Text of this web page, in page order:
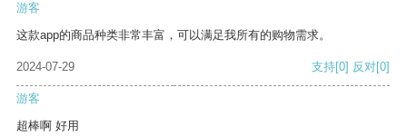
游客
这款app的商品种类非常丰富，可以满足我所有的购物需求。
2024-07-29 支持[0] 反对[0]
游客
超棒啊 好用